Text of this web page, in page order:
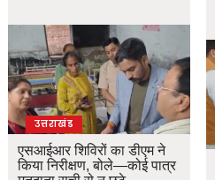
उत्तराखंड
एसआईआर शिविरों का डीएम ने
किया निरीक्षण, बोले—कोई पात्र